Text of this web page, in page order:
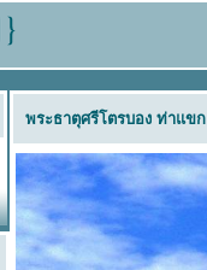
พระธาตุศรีโตรบอง ท่าแขก